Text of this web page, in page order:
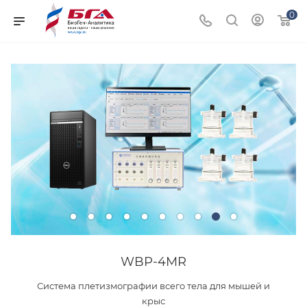
0
WBP-4MR
Система плетизмографии всего тела для мышей и
крыс